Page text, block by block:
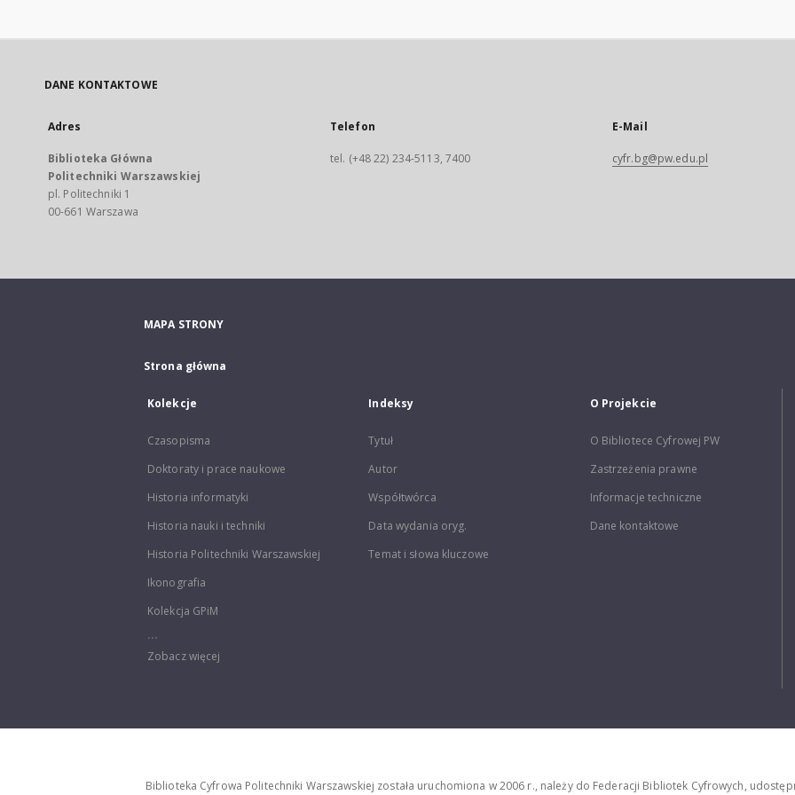
DANE KONTAKTOWE
Adres
Biblioteka Główna
Politechniki Warszawskiej
pl. Politechniki 1
00-661 Warszawa
Telefon
tel. (+48 22) 234-5113, 7400
E-Mail
cyfr.bg@pw.edu.pl
MAPA STRONY
Strona główna
Kolekcje
Czasopisma
Doktoraty i prace naukowe
Historia informatyki
Historia nauki i techniki
Historia Politechniki Warszawskiej
Ikonografia
Kolekcja GPiM
...
Zobacz więcej
Indeksy
Tytuł
Autor
Współtwórca
Data wydania oryg.
Temat i słowa kluczowe
O Projekcie
O Bibliotece Cyfrowej PW
Zastrzeżenia prawne
Informacje techniczne
Dane kontaktowe
Biblioteka Cyfrowa Politechniki Warszawskiej została uruchomiona w 2006 r., należy do Federacji Bibliotek Cyfrowych,